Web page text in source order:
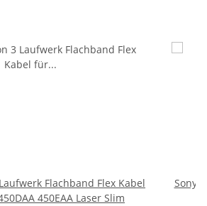
Flachband Flex Kabel
450EAA Laser Slim
Sony